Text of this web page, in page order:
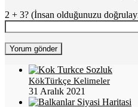
2 + 3? (İnsan olduğunuzu
KökTürkçe Kelimeler
31 Aralık 2021